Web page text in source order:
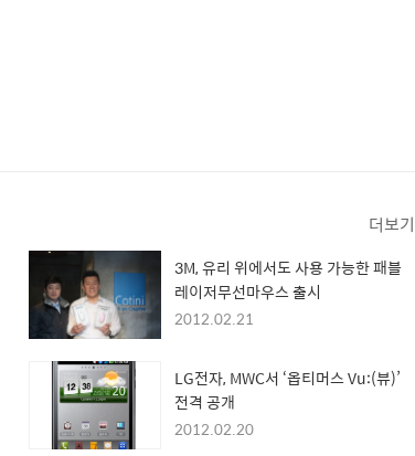
더보기
3M, 유리 위에서도 사용 가능한 패블
레이저무선마우스 출시
2012.02.21
LG전자, MWC서 ‘옵티머스 Vu:(뷰)’
전격 공개
2012.02.20